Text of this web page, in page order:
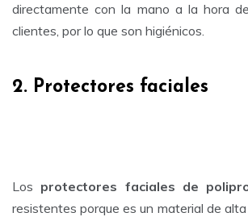
directamente con la mano a la hora
clientes, por lo que son higiénicos.
2. Protectores faciales
Los protectores faciales de
resistentes porque es un material de